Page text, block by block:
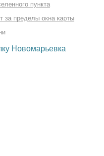
пункта
за пределы окна карты
Новомарьевка